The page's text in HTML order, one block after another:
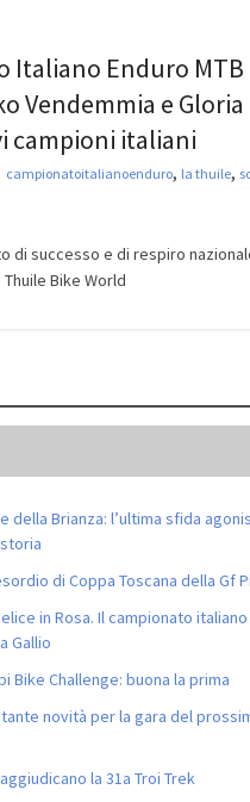
Italiano Enduro MTB
Vendemmia e Gloria
campioni italiani
campionatoitalianoenduro, la thuile,
di successo e di respiro
Bike World
della Brianza: l’ultima sfida
di Coppa Toscana della Gf
in Rosa. Il campionato italiano
Gallio
Bike Challenge: buona la prima
novità per la gara del
la 31a Troi Trek